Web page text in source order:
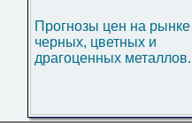
Прогнозы цен на рынке
черных, цветных и
драгоценных металлов.